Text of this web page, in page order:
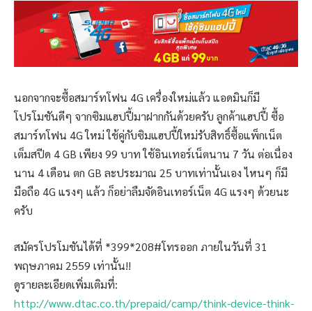
นอกจากจะซื้อสมาร์ทโฟน 4G เครื่องใหม่แล้ว แอดมินก็มี
โปรโมชันดีๆ จากซิมแฮปปี้มาฝากกันด้วยครับ ลูกค้าแฮปปี้ ซื้อ
สมาร์ทโฟน 4G ใหม่ ใช้คู่กับซิมแฮปปี้ใหม่รับสิทธิ์ซื้อแพ็กเน็ต
เต็มสปีด 4 GB เพียง 99 บาท ใช้อินเทอร์เน็ตนาน 7 วัน ต่อเนื่อง
นาน 4 เดือน ตก GB ละประมาณ 25 บาทเท่านั้นเอง ไหนๆ ก็มี
มือถือ 4G แรงๆ แล้ว ก็อย่าลืมจัดอินเทอร์เน็ต 4G แรงๆ ด้วยนะ
ครับ
สมัครโปรโมชันได้ที่ *399*208#โทรออก ภายในวันที่ 31
พฤษภาคม 2559 เท่านั้น!!
ดูรายละเอียดเพิ่มเติมที่:
http://www.dtac.co.th/prepaid/camp/think-device-think-